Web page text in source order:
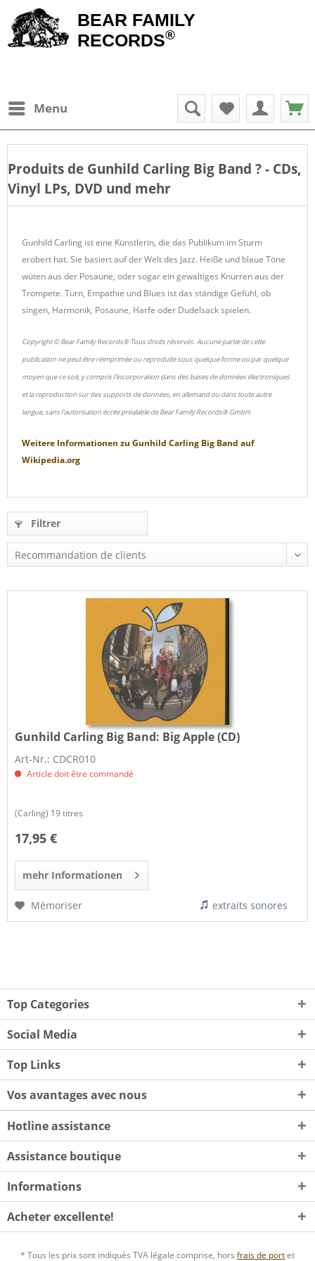
BEAR FAMILY
RECORDS®
Menu
Produits de Gunhild Carling Big Band ? - CDs,
Vinyl LPs, DVD und mehr
Gunhild Carling ist eine Künstlerin, die das Publikum im Sturm
erobert hat. Sie basiert auf der Welt des Jazz. Heiße und blaue Töne
wüten aus der Posaune, oder sogar ein gewaltiges Knurren aus der
Trompete. Turn, Empathie und Blues ist das ständige Gefühl, ob
singen, Harmonik, Posaune, Harfe oder Dudelsack spielen.
Copyright © Bear Family Records® Tous droits réservés. Aucune partie de cette
publication ne peut être réimprimée ou reproduite sous quelque forme ou par quelque
moyen que ce soit, y compris l'incorporation dans des bases de données électroniques
et la reproduction sur des supports de données, en allemand ou dans toute autre
langue, sans l'autorisation écrite préalable de Bear Family Records® GmbH.
Weitere Informationen zu Gunhild Carling Big Band auf
Wikipedia.org
Filtrer
Gunhild Carling Big Band: Big Apple (CD)
Art-Nr.: CDCR010
Article doit être commandé
(Carling) 19 titres
17,95 €
mehr Informationen
Mémoriser extraits sonores
Top Categories
Social Media
Top Links
Vos avantages avec nous
Hotline assistance
Assistance boutique
Informations
Acheter excellente!
* Tous les prix sont indiqués TVA légale comprise, hors frais de portet